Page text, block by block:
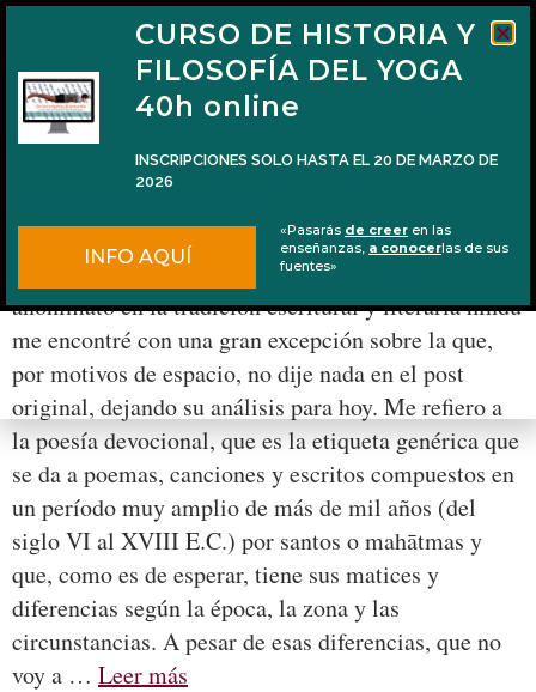
Firmas sin ego: la poesía devocional
Durante mi investigación sobre la importancia del
anonimato en la tradición escritural y literaria hindú
me encontré con una gran excepción sobre la que,
por motivos de espacio, no dije nada en el post
original, dejando su análisis para hoy. Me refiero a
la poesía devocional, que es la etiqueta genérica que
se da a poemas, canciones y escritos compuestos en
un período muy amplio de más de mil años (del
siglo VI al XVIII E.C.) por santos o mahātmas y
que, como es de esperar, tiene sus matices y
diferencias según la época, la zona y las
circunstancias. A pesar de esas diferencias, que no
voy a … Leer más
CURSO DE HISTORIA Y
FILOSOFÍA DEL YOGA
40h online
INSCRIPCIONES SOLO HASTA EL 20 DE MARZO DE
2026
INFO AQUÍ
«Pasarás de creer en las
enseñanzas, a conocerlas de sus
fuentes»